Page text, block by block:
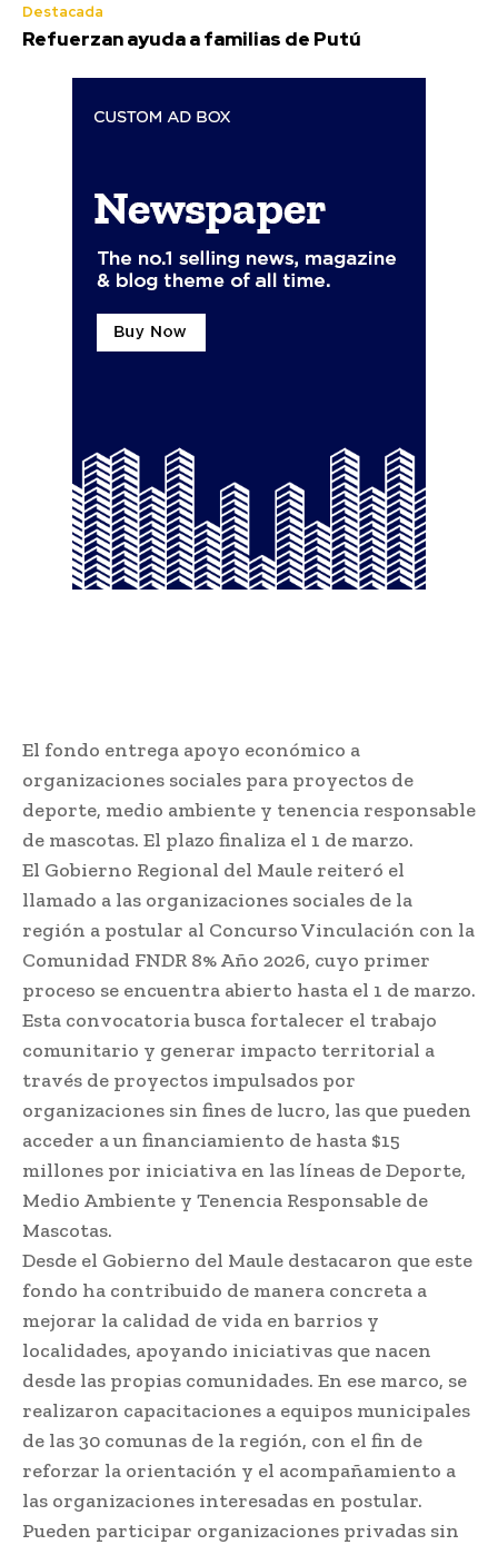
Destacada
Refuerzan ayuda a familias de Putú
El fondo entrega apoyo económico a
organizaciones sociales para proyectos de
deporte, medio ambiente y tenencia responsable
de mascotas. El plazo finaliza el 1 de marzo.
El Gobierno Regional del Maule reiteró el
llamado a las organizaciones sociales de la
región a postular al Concurso Vinculación con la
Comunidad FNDR 8% Año 2026, cuyo primer
proceso se encuentra abierto hasta el 1 de marzo.
Esta convocatoria busca fortalecer el trabajo
comunitario y generar impacto territorial a
través de proyectos impulsados por
organizaciones sin fines de lucro, las que pueden
acceder a un financiamiento de hasta $15
millones por iniciativa en las líneas de Deporte,
Medio Ambiente y Tenencia Responsable de
Mascotas.
Desde el Gobierno del Maule destacaron que este
fondo ha contribuido de manera concreta a
mejorar la calidad de vida en barrios y
localidades, apoyando iniciativas que nacen
desde las propias comunidades. En ese marco, se
realizaron capacitaciones a equipos municipales
de las 30 comunas de la región, con el fin de
reforzar la orientación y el acompañamiento a
las organizaciones interesadas en postular.
Pueden participar organizaciones privadas sin